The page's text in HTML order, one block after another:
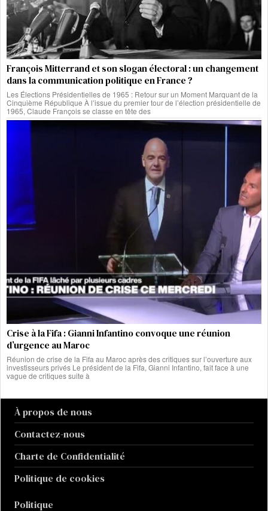
François Mitterrand et son slogan électoral : un changement
dans la communication politique en France ?
Les Élections Présidentielles de 1965 : Retour sur un Moment Marquant de la
Cinquième République À l’issue du premier tour de l’élection présidentielle de
1965, Claude François se classe en tête des
Crise à la Fifa : Gianni Infantino convoque une réunion
d’urgence au Maroc
Réunion de crise de la Fifa au Maroc après des critiques sur l’ouverture aux
investisseurs privés Le président de la Fifa, Gianni Infantino, fait face à une
vague de critiques suite à
À propos de nous
Contactez-nous
Charte de Confidentialité
Politique de cookies
Politique